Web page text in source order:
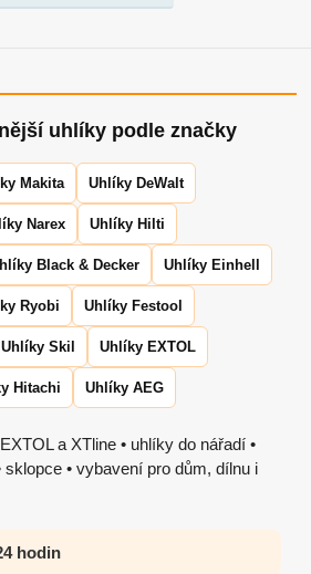
uhlíky podle značky
Makita Uhlíky DeWalt
Narex Uhlíky Hilti
Black & Decker Uhlíky Einhell
Ryobi Uhlíky Festool
Uhlíky Skil Uhlíky EXTOL
Hitachi Uhlíky AEG
a XTline • uhlíky do nářadí •
• vybavení pro dům, dílnu i
hodin